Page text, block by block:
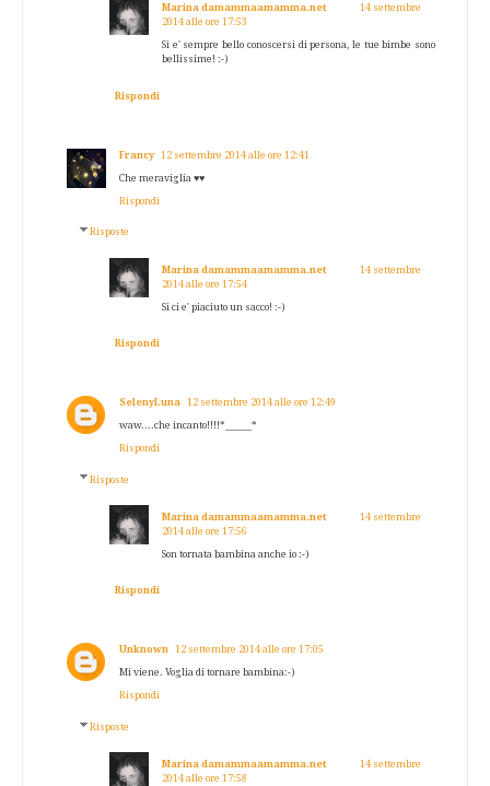
Marina damammaamamma.net
14 settembre
2014 alle ore 17:53
Si e' sempre bello conoscersi di persona, le tue bimbe sono
bellissime! :-)
Rispondi
Francy 12 settembre 2014 alle ore 12:41
Che meraviglia ♥♥
Rispondi
Risposte
Marina damammaamamma.net
14 settembre
2014 alle ore 17:54
Si ci e' piaciuto un sacco! :-)
Rispondi
SelenyLuna 12 settembre 2014 alle ore 12:49
waw....che incanto!!!!*______*
Rispondi
Risposte
Marina damammaamamma.net
14 settembre
2014 alle ore 17:56
Son tornata bambina anche io :-)
Rispondi
Unknown 12 settembre 2014 alle ore 17:05
Mi viene. Voglia di tornare bambina:-)
Rispondi
Risposte
Marina damammaamamma.net
14 settembre
2014 alle ore 17:58